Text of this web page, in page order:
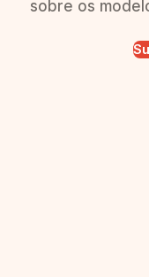
sobre os